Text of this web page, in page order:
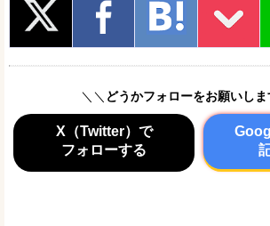
＼＼ どうかフォローをお願いし
X（Twitter）で
フォローする